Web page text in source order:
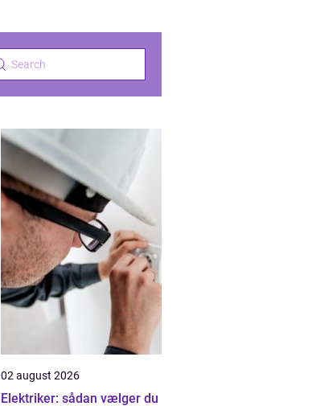
02 august 2026
Elektriker: sådan vælger du